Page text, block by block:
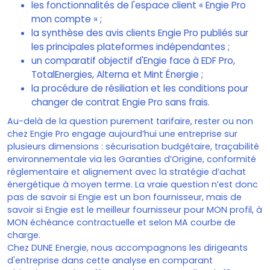
les fonctionnalités de l'espace client « Engie Pro
mon compte » ;
la synthèse des avis clients Engie Pro publiés sur
les principales plateformes indépendantes ;
un comparatif objectif d'Engie face à EDF Pro,
TotalEnergies, Alterna et Mint Énergie ;
la procédure de résiliation et les conditions pour
changer de contrat Engie Pro sans frais.
Au-delà de la question purement tarifaire, rester ou non
chez Engie Pro engage aujourd’hui une entreprise sur
plusieurs dimensions : sécurisation budgétaire, traçabilité
environnementale via les Garanties d’Origine, conformité
réglementaire et alignement avec la stratégie d’achat
énergétique à moyen terme. La vraie question n’est donc
pas de savoir si Engie est un bon fournisseur, mais de
savoir si Engie est le meilleur fournisseur pour MON profil, à
MON échéance contractuelle et selon MA courbe de
charge.
Chez DUNE Energie, nous accompagnons les dirigeants
d'entreprise dans cette analyse en comparant